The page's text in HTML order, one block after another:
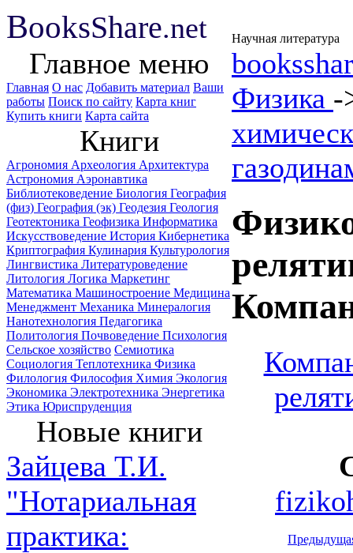
BooksShare.net Научная литература
Главное меню
Главная О нас Добавить материал Ваши
работы Поиск по сайту Карта книг
Купить книги Карта сайта
Книги
Агрономия Археология Архитектура
Астрономия Аэронавтика
Библиотековедение Биология География
(физ) География (эк) Геодезия Геология
Геотектоника Геофизика Информатика
Искусствоведение История Кибернетика
Криптография Кулинария Культурология
Лингвистика Литературоведение
Литология Логика Маркетинг
Математика Машиностроение Медицина
Менеджмент Механика Минералогия
Нанотехнология Педагогика
Политология Почвоведение Психология
Сельское хозяйство Семиотика
Социология Теплотехника Физика
Филология Философия Химия Экология
Экономика Электротехника Энергетика
Этика Юриспруденция
Новые книги
Зайцева Т.И.
"Нотариальная
практика:
Физика -